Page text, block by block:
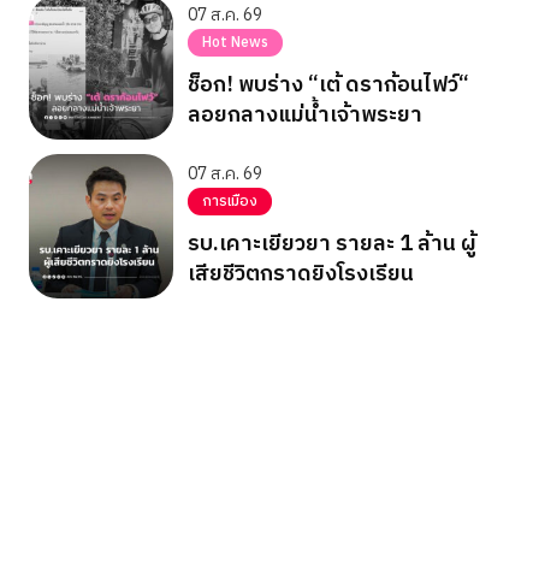
07 ส.ค. 69
Hot News
ช็อก! พบร่าง “เต้ ดราก้อนไฟว์“
ลอยกลางแม่น้ำเจ้าพระยา
07 ส.ค. 69
การเมือง
รบ.เคาะเยียวยา รายละ 1 ล้าน ผู้
เสียชีวิตกราดยิงโรงเรียน